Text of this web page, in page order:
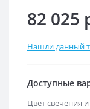
82 025
Нашли данный
Доступные
Цвет свечения